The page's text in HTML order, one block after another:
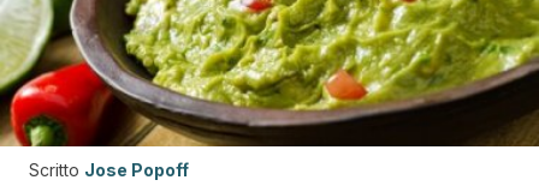
Scritto Jose Popoff